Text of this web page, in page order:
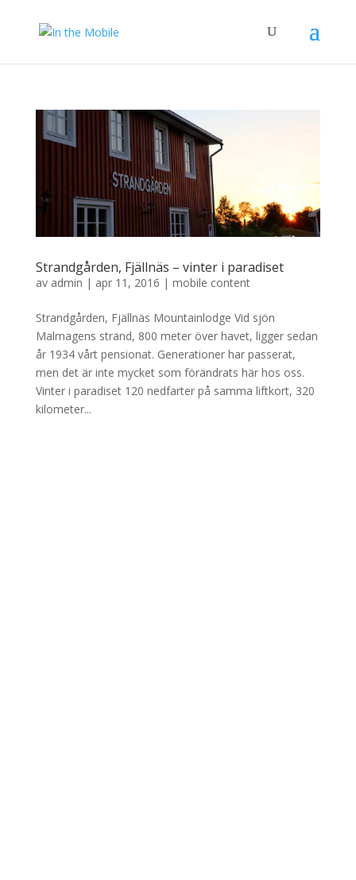
Strandgården, Fjällnäs – vinter i paradiset
av admin | apr 11, 2016 | mobile content
Strandgården, Fjällnäs Mountainlodge Vid sjön
Malmagens strand, 800 meter över havet, ligger sedan
år 1934 vårt pensionat. Generationer har passerat,
men det är inte mycket som förändrats här hos oss.
Vinter i paradiset 120 nedfarter på samma liftkort, 320
kilometer...